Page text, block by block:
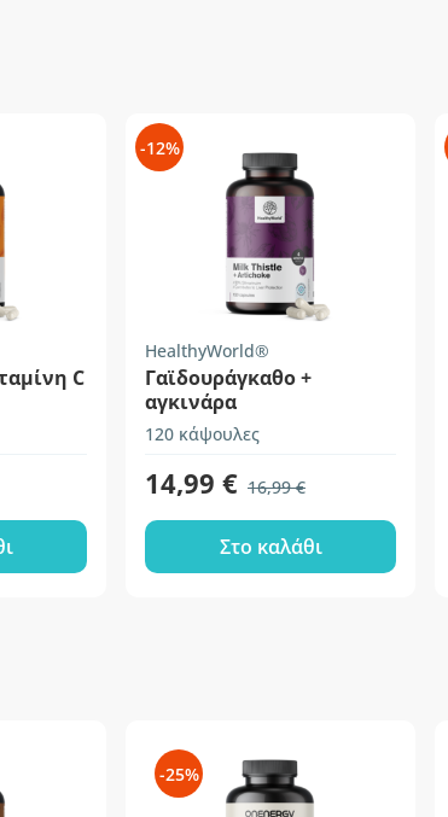
C
-12%
HealthyWorld®
Γαϊδουράγκαθο +
αγκινάρα
120 κάψουλες
14,99 € 16,99 €
Στο καλάθι
-25%